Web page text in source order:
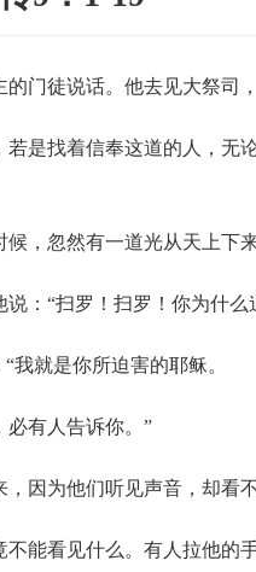
门徒说话。他去见大祭司，
是找着信奉这道的人，无
，忽然有一道光从天上下
：“扫罗！扫罗！你为什么
我就是你所迫害的耶稣。
必有人告诉你。”
因为他们听见声音，却看不
能看见什么。有人拉他的